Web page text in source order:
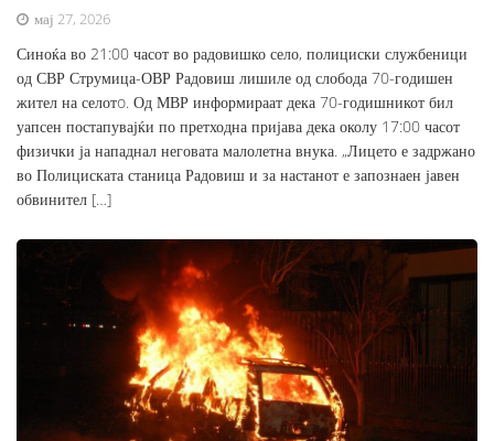
мај 27, 2026
Синоќа во 21:00 часот во радовишко село, полициски службеници
од СВР Струмица-ОВР Радовиш лишиле од слобода 70-годишен
жител на селотo. Од МВР информираат дека 70-годишникот бил
уапсен постапувајќи по претходна пријава дека околу 17:00 часот
физички ја нападнал неговата малолетна внука. „Лицето е задржано
во Полициската станица Радовиш и за настанот е запознаен јавен
обвинител […]